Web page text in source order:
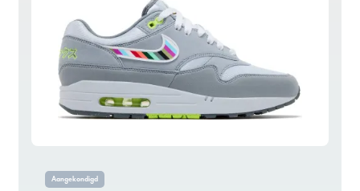
Aangekondigd